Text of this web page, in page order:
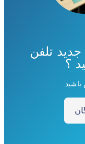
جدید تلفن
؟